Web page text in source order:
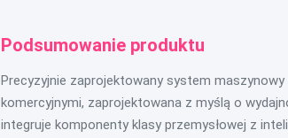
Podsumowanie produktu
Precyzyjnie zaprojektowany system
komercyjnymi, zaprojektowana z myślą o
integruje komponenty klasy przemysłowej z